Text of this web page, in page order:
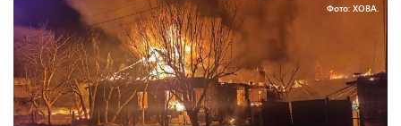
Фото: ХОВА.